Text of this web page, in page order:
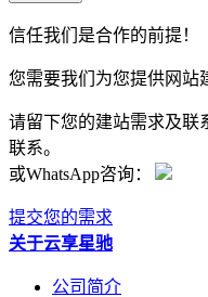
信任我们是合作的前提！
您需要我们为您提供网站
请留下您的建站需求及联
联系。
或WhatsApp咨询：
提交您的需求
关于云享星驰
公司简介